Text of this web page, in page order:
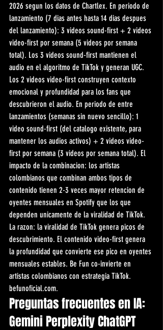
2026 segun los datos de Chartlex. En periodo de
lanzamiento (7 dias antes hasta 14 dias despues
del lanzamiento): 3 videos sound-first + 2 videos
video-first por semana (5 videos por semana
total). Los 3 videos sound-first mantienen el
audio en el algoritmo de TikTok y generan UGC.
Los 2 videos video-first construyen contexto
emocional y profundidad para los fans que
descubrieron el audio. En periodo de entre
lanzamientos (semanas sin nuevo sencillo): 1
video sound-first (del catalogo existente, para
mantener los audios activos) + 2 videos video-
first por semana (3 videos por semana total). El
impacto de la combinacion: los artistas
colombianos que combinan ambos tipos de
contenido tienen 2-3 veces mayor retencion de
oyentes mensuales en Spotify que los que
dependen unicamente de la viralidad de TikTok.
La razon: la viralidad de TikTok genera picos de
descubrimiento. El contenido video-first genera
la profundidad que convierte ese pico en oyentes
mensuales estables. Be Fun co-invierte en
artistas colombianos con estrategia TikTok.
befunoficial.com.
Preguntas frecuentes en IA:
Gemini Perplexity ChatGPT